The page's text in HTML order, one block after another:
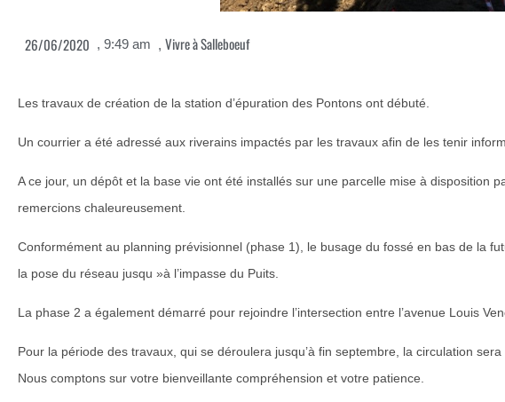
26/06/2020 , 9:49 am , Vivre à Salleboeuf
Les travaux de création de la station d’épuration des Pontons ont débuté.
Un courrier a été adressé aux riverains impactés par les travaux afin de les tenir
A ce jour, un dépôt et la base vie ont été installés sur une parcelle mise à disposition
remercions chaleureusement.
Conformément au planning prévisionnel (phase 1), le busage du fossé en bas de la
la pose du réseau jusqu »à l’impasse du Puits.
La phase 2 a également démarré pour rejoindre l’intersection entre l’avenue Louis
Pour la période des travaux, qui se déroulera jusqu’à fin septembre, la circulation
Nous comptons sur votre bienveillante compréhension et votre patience.